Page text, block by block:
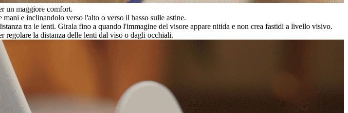
un maggiore comfort.
e inclinandolo verso l'alto o verso il basso sulle astine.
tra le lenti. Girala fino a quando l'immagine del visore appare nitida e non crea fastidi a livello visivo.
regolare la distanza delle lenti dal viso o dagli occhiali.